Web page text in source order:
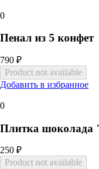
0
Пенал из 5 конфет
790 ₽
Добавить в избранное
0
Плитка шоколада
250 ₽